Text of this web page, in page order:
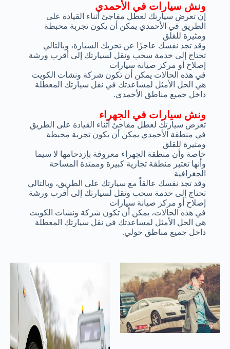
ونش سيارات في الجهراء
تعرض سيارتك لعطل مفاجئ أثناء القيادة على الطريق
في منطقة الأحمدي يمكن أن يكون تجربة محبطة
ومثيرة للقلق
خاصة وأن منطقة الجهراء معروفة بإزدحامها لا سيما
وأنها تعتبر منطقة تجارية كبيرة وممتدة المساحة
الجغرافية
وقد تجد نفسك عالقاً مع سيارتك على الطريق، وبالتالي
تحتاج إلى خدمة سحب ونقل لسيارتك إلى أقرب ورشة
إصلاح أو مركز صيانة سيارات
في هذه الحالات، يمكن أن تكون شركة ونشات الكويت
هي الحل الأمثل لمساعدتك في نقل سيارتك المعطلة
داخل جميع مناطق حولي.
ونش سيارات في الأحمدي
إن تعرض سيارتك لعطل مفاجئ أثناء القيادة على
الطريق في الأحمدي يمكن أن يكون تجربة محبطة
ومثيرة للقلق
وقد تجد نفسك عاجزًا عن تحريك السيارة، وبالتالي
تحتاج إلى خدمة سحب ونقل لسيارتك إلى أقرب ورشة
إصلاح أو مركز صيانة سيارات
في هذه الحالات يمكن أن تكون شركة ونشات الكويت
هي الحل الأمثل لمساعدتك في نقل سيارتك المعطلة
داخل جميع مناطق الأحمدي.